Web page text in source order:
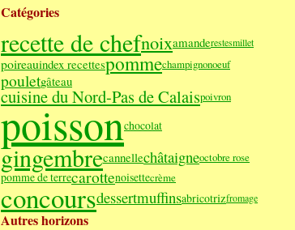
Catégories
recette de chefnoixamanderestesmillet
poireauindex recettespommechampignonoeuf
pouletgâteau
cuisine du Nord-Pas de Calaispoivron
poissonchocolat
gingembrecannellechâtaigneoctobre rose
pomme de terrecarottenoisettecrème
concoursdessertmuffinsabricotrizfromage
Autres horizons